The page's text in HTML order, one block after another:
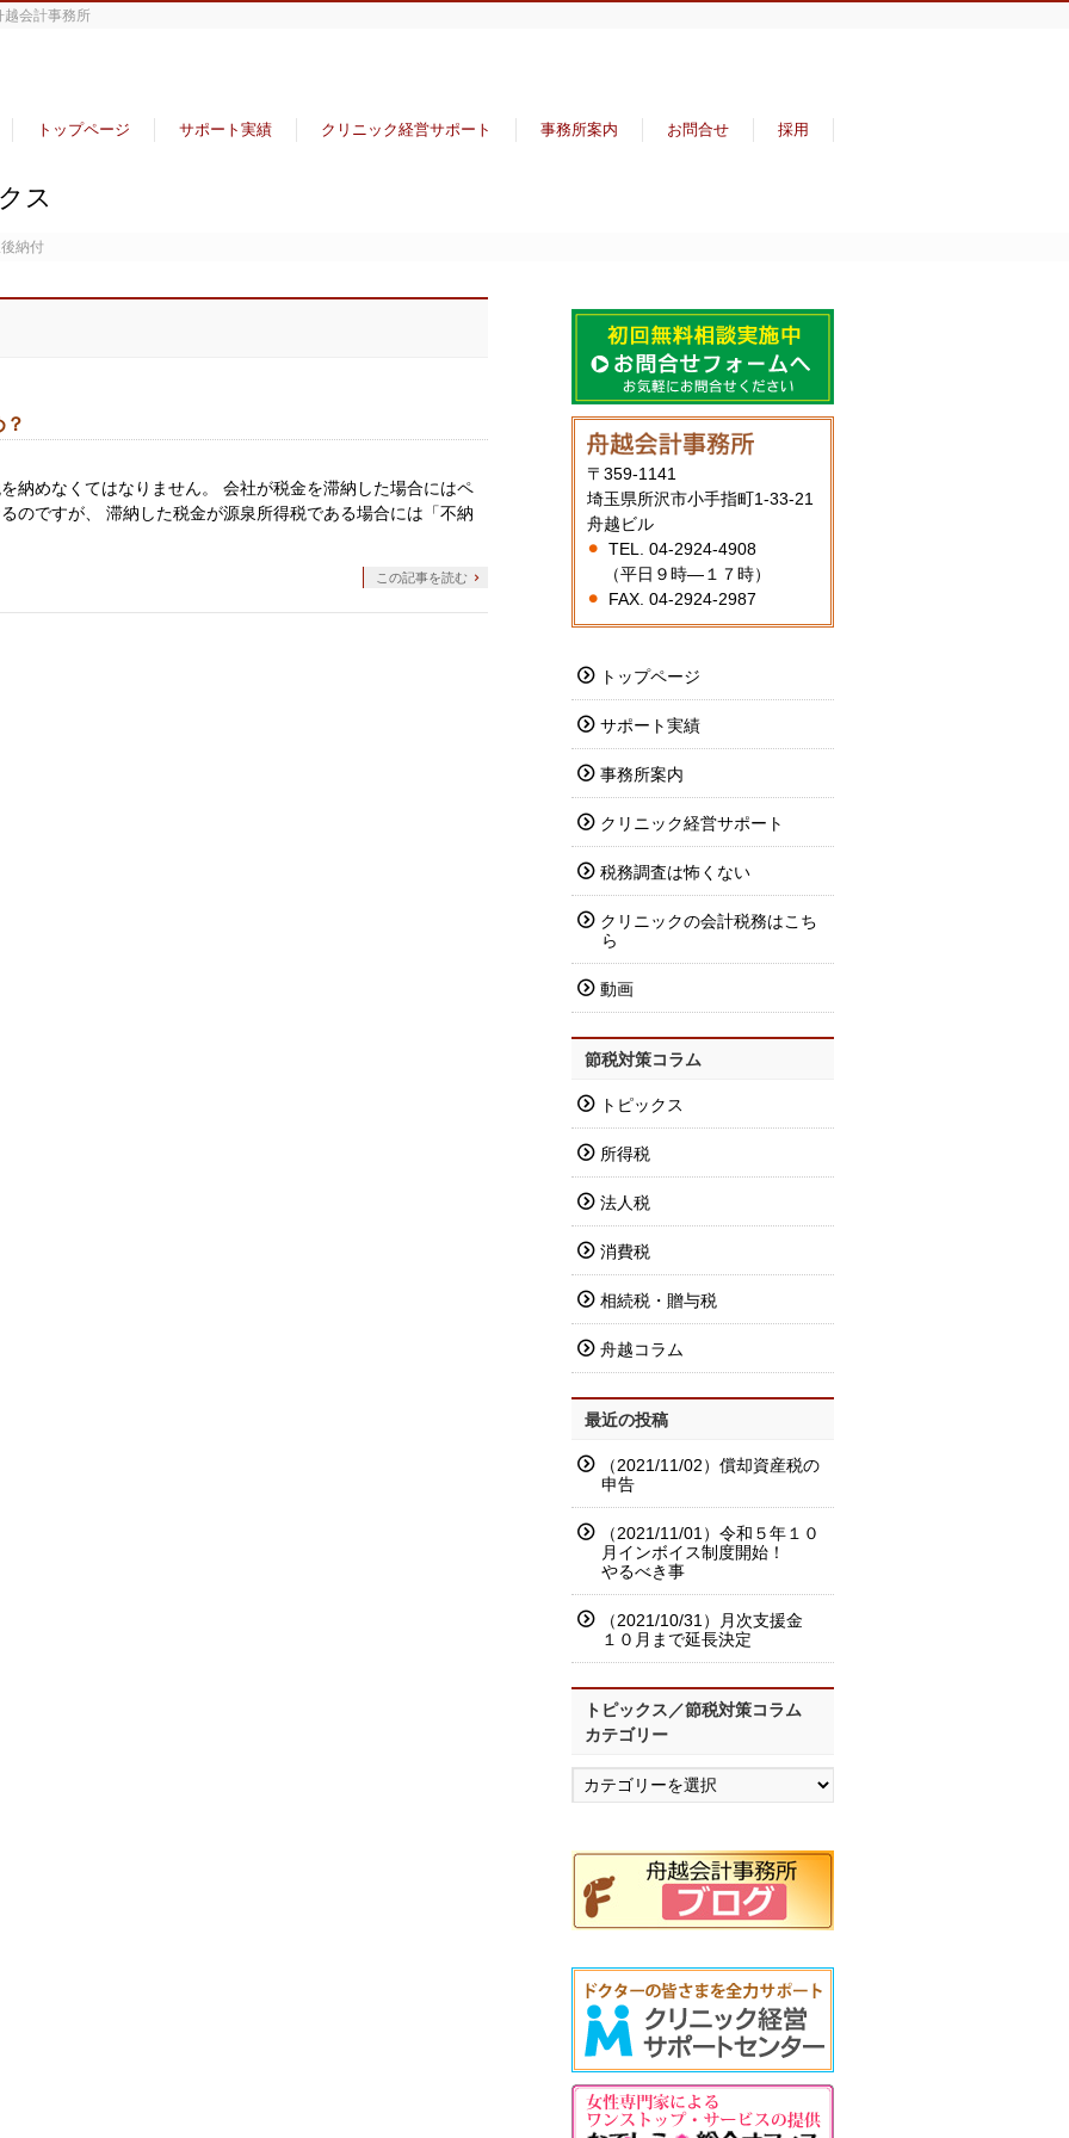
越会計事務所
トップページ サポート実績 クリニック経営サポート 事務所案内 お問合せ 採用
ス
納付
納めなくてはなりません。 会社が税金を滞納した場合にはペ
のですが、 滞納した税金が源泉所得税である場合には「不納
この記事を読む
〒359-1141
埼玉県所沢市小手指町1-33-21
舟越ビル
TEL. 04-2924-4908
（平日９時―１７時）
FAX. 04-2924-2987
トップページ
サポート実績
事務所案内
クリニック経営サポート
税務調査は怖くない
クリニックの会計税務はこち
ら
動画
節税対策コラム
トピックス
所得税
法人税
消費税
相続税・贈与税
舟越コラム
最近の投稿
（2021/11/02）償却資産税の
申告
（2021/11/01）令和５年１０
月インボイス制度開始！
やるべき事
（2021/10/31）月次支援金
１０月まで延長決定
トピックス／節税対策コラム
カテゴリー
ト
ピ
／
節
対
ラ
ム
カ